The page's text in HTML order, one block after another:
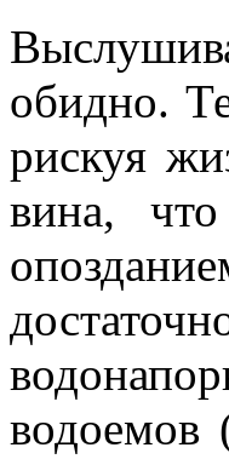
обидно.
рискуя
вина,
водоемов